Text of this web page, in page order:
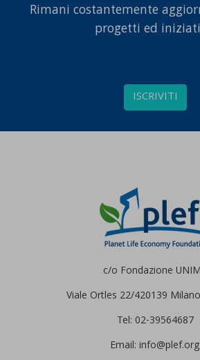
Rimani costantemente
progetti ed
ISCRIVITI
c/o Fondazione
Viale Ortles 22/420139
Tel: 02-39564687
Email: info@plef.org